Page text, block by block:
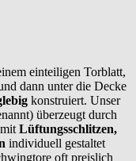
einteiligen Torblatt,
dann unter die Decke
konstruiert. Unser
überzeugt durch
Lüftungsschlitzen,
individuell gestaltet
oft preislich